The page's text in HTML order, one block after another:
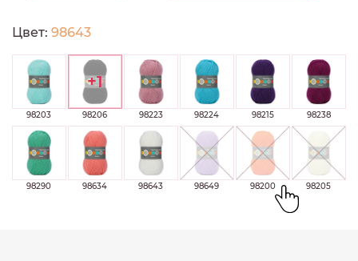
Цвет: 98643
98203
+1
98206 98223 98224 98215 98238
98290 98634 98643 98649 98200 98205